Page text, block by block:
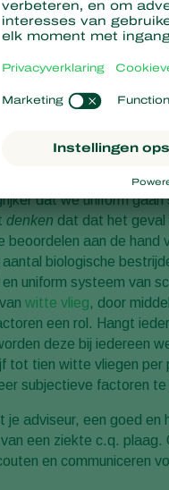
vandaag de dag
wel lastiger.
bacteriën et cetera.
graag een zo goed
dat we uniform
denken dat dat het geval
aan de hand
biologische
uniform systeem van
witte vlieg, door
een rol. Hangt
deze bij iedereen
tot tien witte vliegen
subjectieve factoren te
je adviseur, een goed
een ziekte c.q.
en communiceren